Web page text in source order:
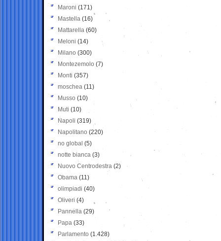
Maroni (171)
Mastella (16)
Mattarella (60)
Meloni (14)
Milano (300)
Montezemolo (7)
Monti (357)
moschea (11)
Musso (10)
Muti (10)
Napoli (319)
Napolitano (220)
no global (5)
notte bianca (3)
Nuovo Centrodestra (2)
Obama (11)
olimpiadi (40)
Oliveri (4)
Pannella (29)
Papa (33)
Parlamento (1.428)